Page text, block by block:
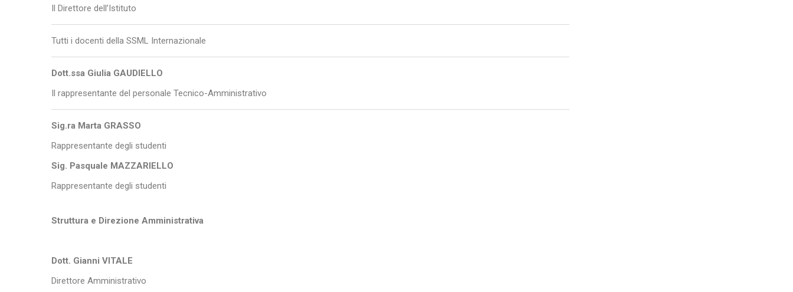
Il Direttore dell’Istituto
Tutti i docenti della SSML Internazionale
Dott.ssa Giulia GAUDIELLO
Il rappresentante del personale Tecnico-Amministrativo
Sig.ra Marta GRASSO
Rappresentante degli studenti
Sig. Pasquale MAZZARIELLO
Rappresentante degli studenti
Struttura e Direzione Amministrativa
Dott. Gianni VITALE
Direttore Amministrativo